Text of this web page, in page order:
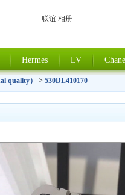
联谊 相册
Hermes LV
quality） > 530DL410170